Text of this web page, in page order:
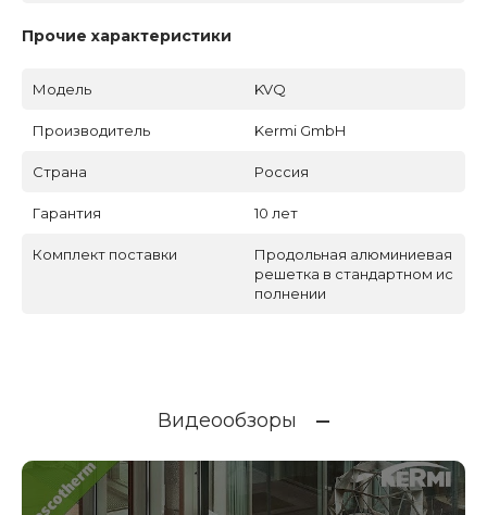
Прочие характеристики
Модель KVQ
Производитель Kermi GmbH
Страна Россия
Гарантия 10 лет
Комплект поставки
Продольная алюминиевая
решетка в стандартном ис
полнении
Видеообзоры